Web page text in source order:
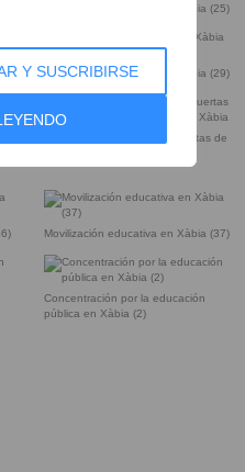
Y SUSCRIBIRSE
Movilización educativa en Xàbia (25)
Movilización educativa en Xàbia (29)
Piquete informativo a las puertas de
Movilización educativa en Xàbia (37)
Concentración por la educación
pública en Xàbia (2)